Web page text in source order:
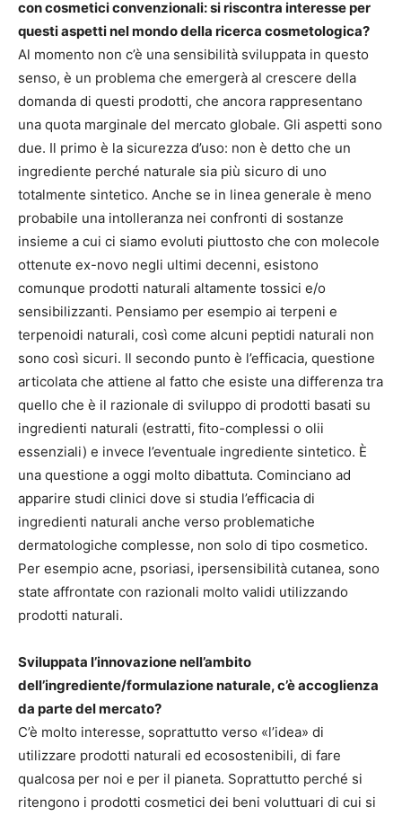
con cosmetici convenzionali: si riscontra interesse per
questi aspetti nel mondo della ricerca cosmetologica?
Al momento non c’è una sensibilità sviluppata in questo
senso, è un problema che emergerà al crescere della
domanda di questi prodotti, che ancora rappresentano
una quota marginale del mercato globale. Gli aspetti sono
due. Il primo è la sicurezza d’uso: non è detto che un
ingrediente perché naturale sia più sicuro di uno
totalmente sintetico. Anche se in linea generale è meno
probabile una intolleranza nei confronti di sostanze
insieme a cui ci siamo evoluti piuttosto che con molecole
ottenute ex-novo negli ultimi decenni, esistono
comunque prodotti naturali altamente tossici e/o
sensibilizzanti. Pensiamo per esempio ai terpeni e
terpenoidi naturali, così come alcuni peptidi naturali non
sono così sicuri. Il secondo punto è l’efficacia, questione
articolata che attiene al fatto che esiste una differenza tra
quello che è il razionale di sviluppo di prodotti basati su
ingredienti naturali (estratti, fito-complessi o olii
essenziali) e invece l’eventuale ingrediente sintetico. È
una questione a oggi molto dibattuta. Cominciano ad
apparire studi clinici dove si studia l’efficacia di
ingredienti naturali anche verso problematiche
dermatologiche complesse, non solo di tipo cosmetico.
Per esempio acne, psoriasi, ipersensibilità cutanea, sono
state affrontate con razionali molto validi utilizzando
prodotti naturali.
Sviluppata l’innovazione nell’ambito
dell’ingrediente/formulazione naturale, c’è accoglienza
da parte del mercato?
C’è molto interesse, soprattutto verso «l’idea» di
utilizzare prodotti naturali ed ecosostenibili, di fare
qualcosa per noi e per il pianeta. Soprattutto perché si
ritengono i prodotti cosmetici dei beni voluttuari di cui si